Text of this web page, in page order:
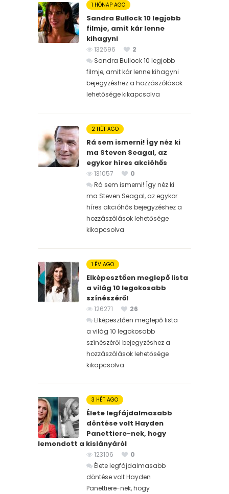
1 HÓNAP AGO
Sandra Bullock 10 legjobb
filmje, amit kár lenne
kihagyni
132696
2
Sandra Bullock 10 legjobb
filmje, amit kár lenne kihagyni
bejegyzéshez a hozzászólások
lehetősége kikapcsolva
2 HÉT AGO
Rá sem ismerni! Így néz ki
ma Steven Seagal, az
egykor híres akcióhős
131057
0
Rá sem ismerni! Így néz ki
ma Steven Seagal, az egykor
híres akcióhős bejegyzéshez a
hozzászólások lehetősége
kikapcsolva
1 ÉV AGO
Elképesztően meglepő lista
a világ 10 legokosabb
színészéről
126271
26
Elképesztően meglepő lista
a világ 10 legokosabb
színészéről bejegyzéshez a
hozzászólások lehetősége
kikapcsolva
3 HÉT AGO
Élete legfájdalmasabb
döntése volt Hayden
Panettiere-nek, hogy
lemondott a kislányáról
123106
0
Élete legfájdalmasabb
döntése volt Hayden
Panettiere-nek, hogy